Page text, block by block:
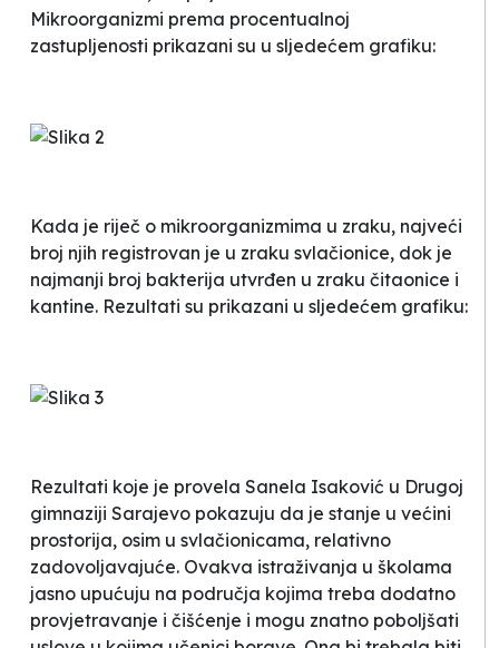
Mikroorganizmi prema procentualnoj
zastupljenosti prikazani su u sljedećem grafiku:
Kada je riječ o mikroorganizmima u zraku, najveći
broj njih registrovan je u zraku svlačionice, dok je
najmanji broj bakterija utvrđen u zraku čitaonice i
kantine. Rezultati su prikazani u sljedećem grafiku:
Rezultati koje je provela Sanela Isaković u Drugoj
gimnaziji Sarajevo pokazuju da je stanje u većini
prostorija, osim u svlačionicama, relativno
zadovoljavajuće. Ovakva istraživanja u školama
jasno upućuju na područja kojima treba dodatno
provjetravanje i čišćenje i mogu znatno poboljšati